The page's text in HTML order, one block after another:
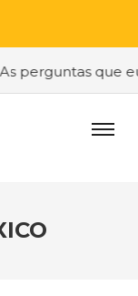
perguntas que eu